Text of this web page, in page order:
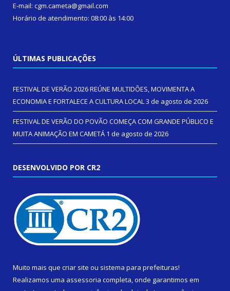
E-mail: cgm.cameta@gmail.com
Horário de atendimento: 08:00 às 14:00
ÚLTIMAS PUBLICAÇÕES
FESTIVAL DE VERÃO 2026 REÚNE MULTIDÕES, MOVIMENTA A
ECONOMIA E FORTALECE A CULTURA LOCAL3 de agosto de 2026
FESTIVAL DE VERÃO DO POVÃO COMEÇA COM GRANDE PÚBLICO E
MUITA ANIMAÇÃO EM CAMETÁ 1 de agosto de 2026
DESENVOLVIDO POR CR2
Muito mais que criar site ou sistema para prefeituras!
Realizamos uma assessoria completa, onde garantimos em